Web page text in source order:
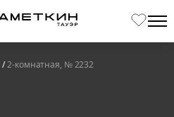
2-комнатная, № 2232